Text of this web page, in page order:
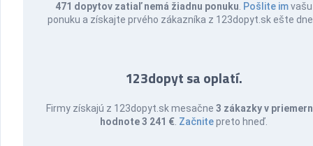
471 dopytov zatiaľ nemá žiadnu ponuku Pošlite imvašu
ponuku a získajte prvého zákazníka z 123dopyt.sk ešte
123dopyt sa oplatí.
Firmy získajú z 123dopyt.sk mesačne3 zákazky v
hodnote 3 241 € Začnitepreto hneď.